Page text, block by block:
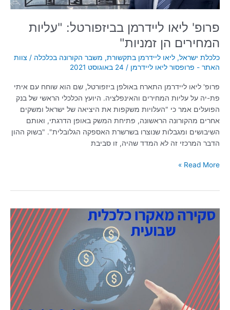
פרופ' ליאו ליידרמן בביזפורטל: "עליות
המחירים הן זמניות"
כלכלת ישראל, ליאו ליידרמן בתקשורת, משבר הקורונה בכלכלה / צוות
האתר - פרופסור ליאו ליידרמן / 24 באוגוסט 2021
פרופ' ליאו ליידרמן התארח באולפן ביזפורטל, שם הוא שוחח עם איתי
פת-יה על עליות המחירים והאינפלציה. היועץ הכלכלי הראשי של בנק
הפועלים אמר כי "העלויות משקפות את היציאה של ישראל ומשקים
אחרים מהקורונה הראשונה, פתיחת המשק באופן הדרגתי, ואותם
השיבושים ומגבלות שנוצרו בשרשרת האספקה הגלובלית". "בשוק ההון
הדבר המרכזי זה לא המדד שהיה, זו סביבת
Read More »
סקירה
שבועית
10/08/2021
|
עד
כה
שוק
המניות
בת"א